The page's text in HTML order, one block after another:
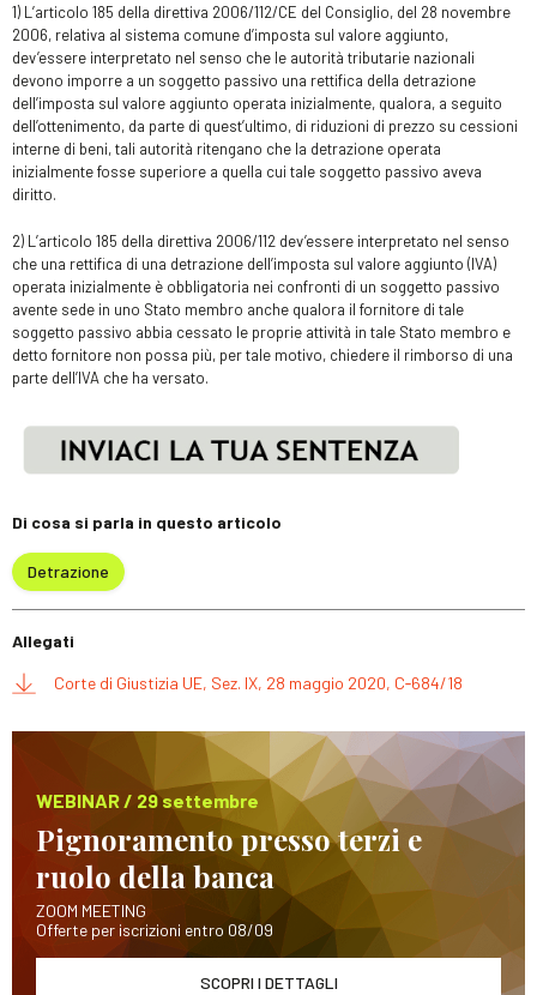
1) L’articolo 185 della direttiva 2006/112/CE del Consiglio, del 28 novembre
2006, relativa al sistema comune d’imposta sul valore aggiunto,
dev’essere interpretato nel senso che le autorità tributarie nazionali
devono imporre a un soggetto passivo una rettifica della detrazione
dell’imposta sul valore aggiunto operata inizialmente, qualora, a seguito
dell’ottenimento, da parte di quest’ultimo, di riduzioni di prezzo su cessioni
interne di beni, tali autorità ritengano che la detrazione operata
inizialmente fosse superiore a quella cui tale soggetto passivo aveva
diritto.
2) L’articolo 185 della direttiva 2006/112 dev’essere interpretato nel senso
che una rettifica di una detrazione dell’imposta sul valore aggiunto (IVA)
operata inizialmente è obbligatoria nei confronti di un soggetto passivo
avente sede in uno Stato membro anche qualora il fornitore di tale
soggetto passivo abbia cessato le proprie attività in tale Stato membro e
detto fornitore non possa più, per tale motivo, chiedere il rimborso di una
parte dell’IVA che ha versato.
Di cosa si parla in questo articolo
Detrazione
Allegati
Corte di Giustizia UE, Sez. IX, 28 maggio 2020, C‑684/18
WEBINAR / 29 settembre
Pignoramento presso terzi e
ruolo della banca
ZOOM MEETING
Offerte per iscrizioni entro 08/09
SCOPRI I DETTAGLI